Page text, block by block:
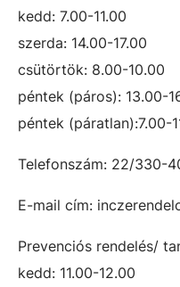
kedd: 7.00-11.00
szerda: 14.00-17.00
csütörtök: 8.00-10.00
péntek (páros): 13.00-
péntek (páratlan):7.00-
Telefonszám: 22/330-
E-mail cím:
Prevenciós rendelés/
kedd: 11.00-12.00